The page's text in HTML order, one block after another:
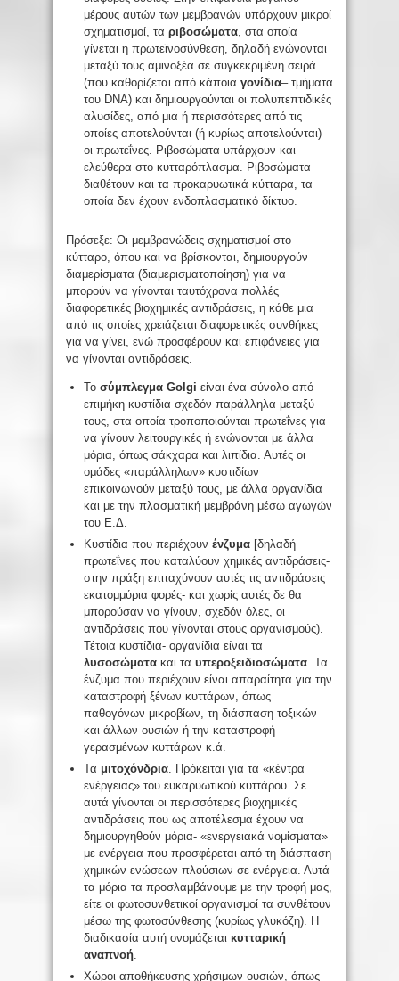
μέρους αυτών των μεμβρανών υπάρχουν μικροί
σχηματισμοί, τα ριβοσώματα, στα οποία
γίνεται η πρωτεϊνοσύνθεση, δηλαδή ενώνονται
μεταξύ τους αμινοξέα σε συγκεκριμένη σειρά
(που καθορίζεται από κάποια γονίδια– τμήματα
του DNA) και δημιουργούνται οι πολυπεπτιδικές
αλυσίδες, από μια ή περισσότερες από τις
οποίες αποτελούνται (ή κυρίως αποτελούνται)
οι πρωτεΐνες. Ριβοσώματα υπάρχουν και
ελεύθερα στο κυτταρόπλασμα. Ριβοσώματα
διαθέτουν και τα προκαρυωτικά κύτταρα, τα
οποία δεν έχουν ενδοπλασματικό δίκτυο.
Πρόσεξε: Οι μεμβρανώδεις σχηματισμοί στο
κύτταρο, όπου και να βρίσκονται, δημιουργούν
διαμερίσματα (διαμερισματοποίηση) για να
μπορούν να γίνονται ταυτόχρονα πολλές
διαφορετικές βιοχημικές αντιδράσεις, η κάθε μια
από τις οποίες χρειάζεται διαφορετικές συνθήκες
για να γίνει, ενώ προσφέρουν και επιφάνειες για
να γίνονται αντιδράσεις.
Το σύμπλεγμα Golgi είναι ένα σύνολο από
επιμήκη κυστίδια σχεδόν παράλληλα μεταξύ
τους, στα οποία τροποποιούνται πρωτεΐνες για
να γίνουν λειτουργικές ή ενώνονται με άλλα
μόρια, όπως σάκχαρα και λιπίδια. Αυτές οι
ομάδες «παράλληλων» κυστιδίων
επικοινωνούν μεταξύ τους, με άλλα οργανίδια
και με την πλασματική μεμβράνη μέσω αγωγών
του Ε.Δ.
Κυστίδια που περιέχουν ένζυμα [δηλαδή
πρωτεΐνες που καταλύουν χημικές αντιδράσεις-
στην πράξη επιταχύνουν αυτές τις αντιδράσεις
εκατομμύρια φορές- και χωρίς αυτές δε θα
μπορούσαν να γίνουν, σχεδόν όλες, οι
αντιδράσεις που γίνονται στους οργανισμούς).
Τέτοια κυστίδια- οργανίδια είναι τα
λυσοσώματα και τα υπεροξειδιοσώματα. Τα
ένζυμα που περιέχουν είναι απαραίτητα για την
καταστροφή ξένων κυττάρων, όπως
παθογόνων μικροβίων, τη διάσπαση τοξικών
και άλλων ουσιών ή την καταστροφή
γερασμένων κυττάρων κ.ά.
Τα μιτοχόνδρια. Πρόκειται για τα «κέντρα
ενέργειας» του ευκαρυωτικού κυττάρου. Σε
αυτά γίνονται οι περισσότερες βιοχημικές
αντιδράσεις που ως αποτέλεσμα έχουν να
δημιουργηθούν μόρια- «ενεργειακά νομίσματα»
με ενέργεια που προσφέρεται από τη διάσπαση
χημικών ενώσεων πλούσιων σε ενέργεια. Αυτά
τα μόρια τα προσλαμβάνουμε με την τροφή μας,
είτε οι φωτοσυνθετικοί οργανισμοί τα συνθέτουν
μέσω της φωτοσύνθεσης (κυρίως γλυκόζη). Η
διαδικασία αυτή ονομάζεται κυτταρική
αναπνοή.
Χώροι αποθήκευσης χρήσιμων ουσιών, όπως